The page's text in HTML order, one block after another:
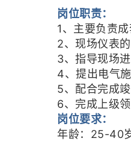
岗位职责：
1、主要负责
2、现场仪表
3、指导现场
4、提出电气
5、配合完成
6、完成上级
岗位要求：
年龄：25-40